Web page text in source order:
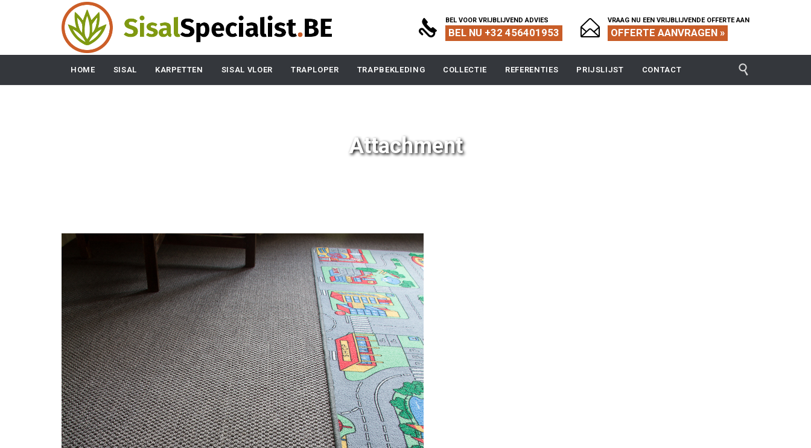
 BEL VOOR VRIJBLIJVEND ADVIES
BEL NU +32 456401953  VRAAG NU EEN VRIJBLIJVENDE OFFERTE AAN
OFFERTE AANVRAGEN »
to
content
HOME SISAL KARPETTEN SISAL VLOER TRAPLOPER TRAPBEKLEDING COLLECTIE REFERENTIES PRIJSLIJST CONTACT 
Attachment